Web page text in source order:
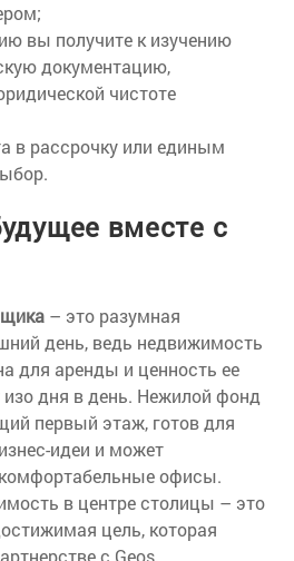
вы получите к изучению
документацию,
чистоте
в рассрочку или единым
вместе с
– это разумная
день, ведь недвижимость
для аренды и ценность ее
изо дня в день. Нежилой фонд
первый этаж, готов для
идеи и может
офисы.
в центре столицы – это
цель, которая
с Geos.